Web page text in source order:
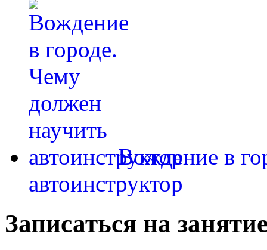
Вождение в
автоинструктор
Записаться на